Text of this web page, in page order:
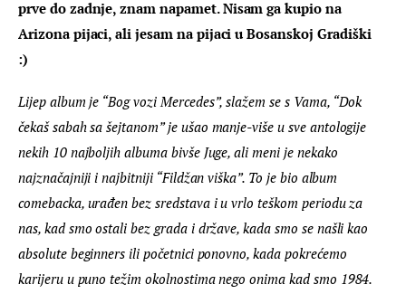
prve do zadnje, znam napamet. Nisam ga kupio na
Arizona pijaci, ali jesam na pijaci u Bosanskoj Gradiški
:)
Lijep album je “Bog vozi Mercedes”, slažem se s Vama, “Dok
čekaš sabah sa šejtanom” je ušao manje-više u sve antologije
nekih 10 najboljih albuma bivše Juge, ali meni je nekako
najznačajniji i najbitniji “Fildžan viška”. To je bio album
comebacka, urađen bez sredstava i u vrlo teškom periodu za
nas, kad smo ostali bez grada i države, kada smo se našli kao
absolute beginners ili početnici ponovno, kada pokrećemo
karijeru u puno težim okolnostima nego onima kad smo 1984.